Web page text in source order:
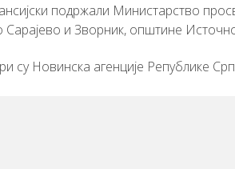
подржали Министарство
Сарајево и Зворник, општине
су Новинска агенције Републике